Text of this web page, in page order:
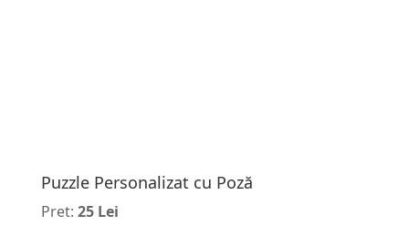
Puzzle Personalizat cu Poză
Pret: 25 Lei